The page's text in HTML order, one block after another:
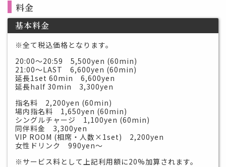
料金
基本料金
※全て税込価格となります。
20:00～20:59 5,500yen (60min)
21:00～LAST 6,600yen (60min)
延長1set 60min 6,600yen
延長half 30min 3,300yen
指名料 2,200yen (60min)
場内指名料 1,650yen (60min)
シングルチャージ 1,100yen (60min)
同伴料金 3,300yen
VIP ROOM (相席・人数×1set) 2,200yen
女性ドリンク 990yen～
※サービス料として上記利用額に20%加算されます。